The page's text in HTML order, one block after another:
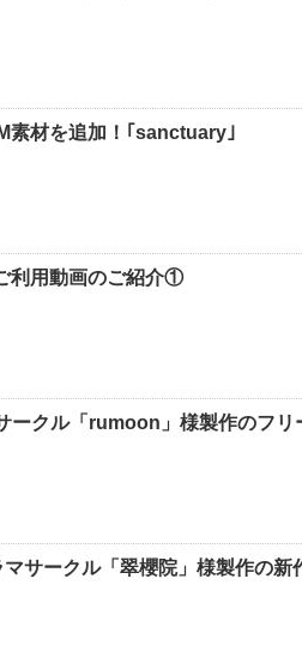
素材を追加！｢sanctuary｣
利用動画のご紹介①
ークル「rumoon」様製作のフ
サークル「翠櫻院」様製作の新